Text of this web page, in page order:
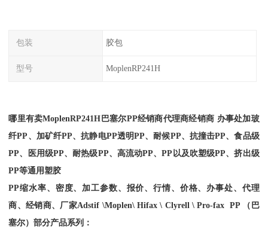
包装 胶包
型号 MoplenRP241H
哪里有卖MoplenRP241H 巴塞尔PP经销商代理商经销商 办事处加玻
纤PP、加矿纤PP、抗静电PP透明PP、耐候PP、抗撞击PP、食品级
PP、医用级PP、耐热级PP、高流动PP、PP以及吹塑级PP、挤出级
PP等通用塑胶
PP缩水率、密度、加工参数、报价、行情、价格、办事处、代理
商、经销商、厂家Adstif \Moplen\ Hifax \ Clyrell \ Pro-fax PP （巴
塞尔）部分产品系列：